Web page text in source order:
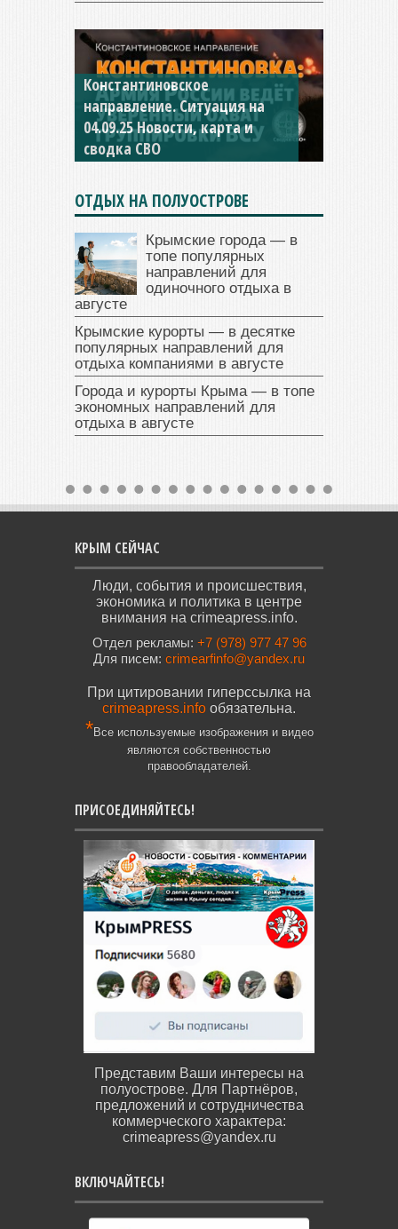
Константиновское
направление. Ситуация на
04.09.25 Новости, карта и
сводка СВО
ОТДЫХ НА ПОЛУОСТРОВЕ
Крымские города — в
топе популярных
направлений для
одиночного отдыха в
августе
Крымские курорты — в десятке
популярных направлений для
отдыха компаниями в августе
Города и курорты Крыма — в топе
экономных направлений для
отдыха в августе
КРЫМ СЕЙЧАС
Люди, события и происшествия,
экономика и политика в центре
внимания на crimeapress.info.
Отдел рекламы: +7 (978) 977 47 96
Для писем: crimearfinfo@yandex.ru
При цитировании гиперссылка на
crimeapress.info обязательна.
*Все используемые изображения и видео
являются собственностью
правообладателей.
ПРИСОЕДИНЯЙТЕСЬ!
Представим Ваши интересы на
полуострове. Для Партнёров,
предложений и сотрудничества
коммерческого характера:
crimeapress@yandex.ru
ВКЛЮЧАЙТЕСЬ!